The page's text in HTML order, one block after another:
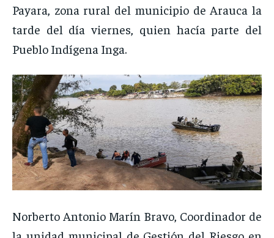
Payara, zona rural del municipio de Arauca la
tarde del día viernes, quien hacía parte del
Pueblo Indígena Inga.
Norberto Antonio Marín Bravo, Coordinador de